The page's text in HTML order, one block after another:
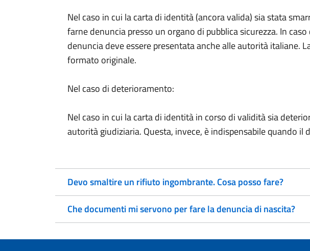
Nel caso in cui la carta di identità (ancora valida) sia stata
farne denuncia presso un organo di pubblica sicurezza. In
denuncia deve essere presentata anche alle autorità italiane.
formato originale.
Nel caso di deterioramento:
Nel caso in cui la carta di identità in corso di validità sia
autorità giudiziaria. Questa, invece, è indispensabile quando
Devo smaltire un rifiuto ingombrante. Cosa posso fare?
Che documenti mi servono per fare la denuncia di nascita?